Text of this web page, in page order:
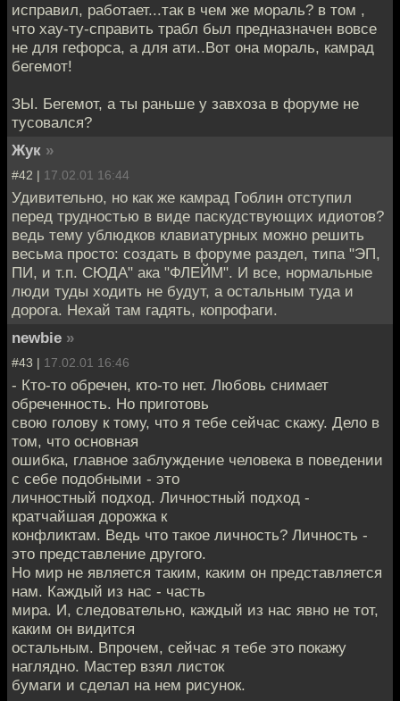
исправил, работает...так в чем же мораль? в том ,
что хау-ту-справить трабл был предназначен вовсе
не для гефорса, а для ати..Вот она мораль, камрад
бегемот!
ЗЫ. Бегемот, а ты раньше у завхоза в форуме не
тусовался?
Жук »
#42 | 17.02.01 16:44
Удивительно, но как же камрад Гоблин отступил
перед трудностью в виде паскудствующих идиотов?
ведь тему ублюдков клавиатурных можно решить
весьма просто: создать в форуме раздел, типа "ЭП,
ПИ, и т.п. СЮДА" ака "ФЛЕЙМ". И все, нормальные
люди туды ходить не будут, а остальным туда и
дорога. Нехай там гадять, копрофаги.
newbie »
#43 | 17.02.01 16:46
- Кто-то обречен, кто-то нет. Любовь снимает
обреченность. Но приготовь
свою голову к тому, что я тебе сейчас скажу. Дело в
том, что основная
ошибка, главное заблуждение человека в поведении
с себе подобными - это
личностный подход. Личностный подход -
кратчайшая дорожка к
конфликтам. Ведь что такое личность? Личность -
это представление другого.
Но мир не является таким, каким он представляется
нам. Каждый из нас - часть
мира. И, следовательно, каждый из нас явно не тот,
каким он видится
остальным. Впрочем, сейчас я тебе это покажу
наглядно. Мастер взял листок
бумаги и сделал на нем рисунок.